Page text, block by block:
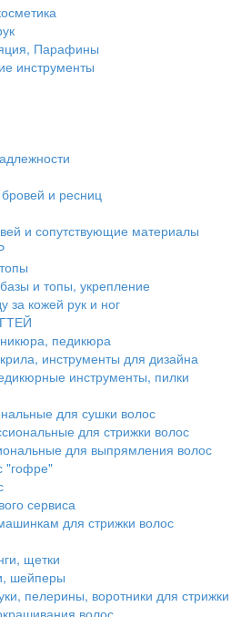
Парафины
инструменты
и ресниц
и сопутствующие материалы
и топы, укрепление
за кожей рук и ног
педикюра
инструменты для дизайна
инструменты, пилки
для сушки волос
для стрижки волос
для выпрямления волос
"гофре"
сервиса
для стрижки волос
щетки
шейперы
пелерины, воротники для стрижки